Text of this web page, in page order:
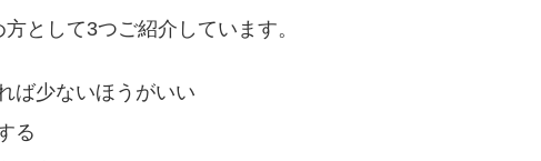
として3つご紹介しています。
ば少ないほうがいい
る